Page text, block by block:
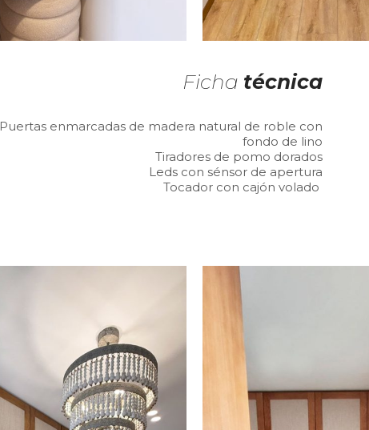
Ficha técnica
Puertas enmarcadas de madera natural de roble con
fondo de lino
Tiradores de pomo dorados
Leds con sénsor de apertura
Tocador con cajón volado